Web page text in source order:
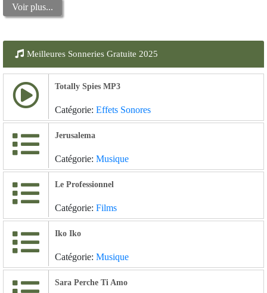
Voir plus...
Meilleures Sonneries Gratuite 2025
Totally Spies MP3
Catégorie: Effets Sonores
Jerusalema
Catégorie: Musique
Le Professionnel
Catégorie: Films
Iko Iko
Catégorie: Musique
Sara Perche Ti Amo